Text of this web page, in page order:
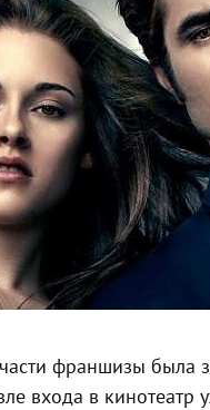
франшизы была
входа в